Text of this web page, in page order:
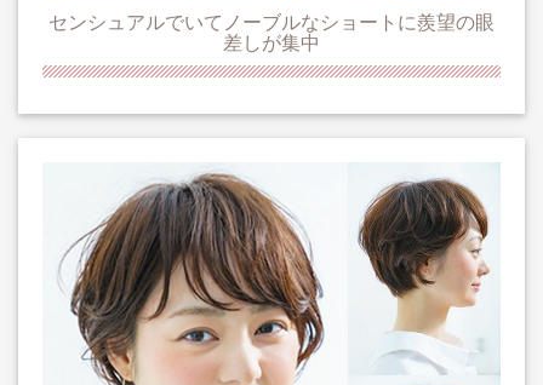
センシュアルでいてノーブルなショートに羨望の眼
差しが集中